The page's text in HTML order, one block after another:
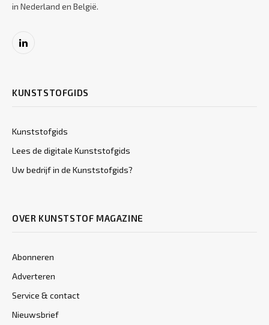
in Nederland en België.
LinkedIn
KUNSTSTOFGIDS
Kunststofgids
Lees de digitale Kunststofgids
Uw bedrijf in de Kunststofgids?
OVER KUNSTSTOF MAGAZINE
Abonneren
Adverteren
Service & contact
Nieuwsbrief